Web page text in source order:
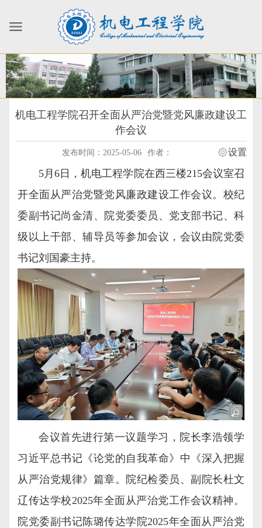
机电工程学院召开全面从严治党暨党风廉政建设工
作会议
发布时间：2025-05-06 作者： 设置
5月6日，机电工程学院在西三楼215会议室召
开全面从严治党暨党风廉政建设工作会议。校纪
委副书记尚金清、院党委委员、党支部书记、科
级以上干部、辅导员等参加会议，会议由院党委
书记刘国豪主持。
会议首先进行第一议题学习，院长李浩领学
习近平总书记《论党的自我革命》中《深入把握
从严治党规律》篇章。院纪检委员、副院长杜文
辽传达学校2025年全面从严治党工作会议精神。
院党委副书记陈璐传达学院2025年全面从严治党